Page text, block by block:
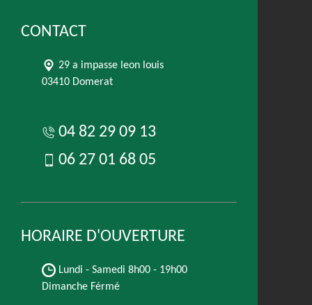
CONTACT
29 a impasse leon louis
03410 Domerat
04 82 29 09 13
06 27 01 68 05
HORAIRE D'OUVERTURE
Lundi - Samedi 8h00 - 19h00
Dimanche Férmé